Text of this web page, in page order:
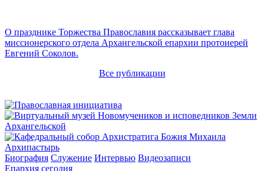
О празднике Торжества Православия рассказывает глава
миссионерского отдела Архангельской епархии протоиерей
Евгений Соколов.
Все публикации
Архипастырь
Биография Служение Интервью Видеозаписи
Епархия сегодня